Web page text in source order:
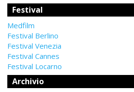
Festival
Medfilm
Festival Berlino
Festival Venezia
Festival Cannes
Festival Locarno
Archivio